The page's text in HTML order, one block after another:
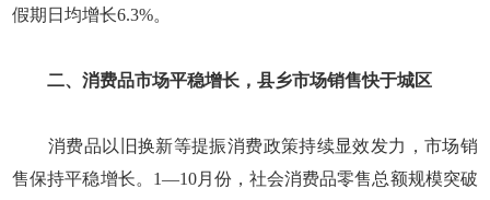
假期日均增长6.3%。
二、消费品市场平稳增长，县乡市场销售快于城区
消费品以旧换新等提振消费政策持续显效发力，市场销
售保持平稳增长。1—10月份，社会消费品零售总额规模突破